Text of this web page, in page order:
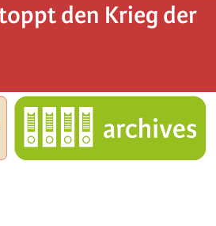
den Krieg der